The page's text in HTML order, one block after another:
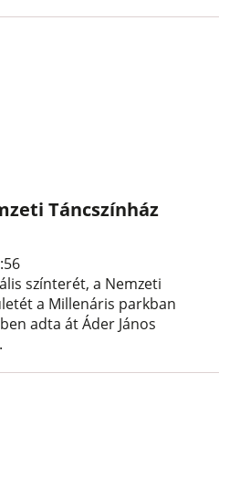
Táncszínház
színterét, a Nemzeti
a Millenáris parkban
adta át Áder János